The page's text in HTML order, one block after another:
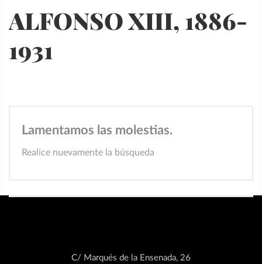
ALFONSO XIII, 1886-
1931
Lamentamos las molestias.
Realice nuevamente la búsqueda
C/ Marqués de la Ensenada, 26